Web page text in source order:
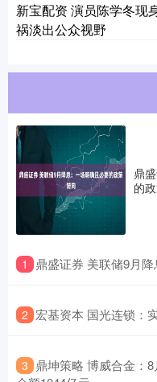
新宝配资 演员陈学冬现
祸淡出公众视野
鼎
的
1 鼎盛证券 美联储9月
2 宏基资本 国光连锁：
3 鼎坤策略 博威合金：